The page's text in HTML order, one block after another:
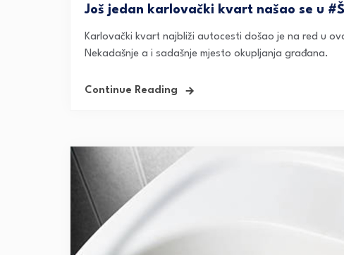
Još jedan karlovački kvart našao se u
Karlovački kvart najbliži autocesti došao je na red u
Nekadašnje a i sadašnje mjesto okupljanja građana.
Continue Reading